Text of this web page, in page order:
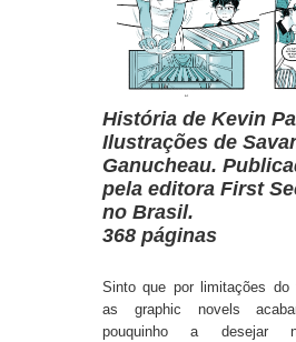
História de Kevin
Ilustrações de
Ganucheau.
pela editora First
no Brasil.
368 páginas
Sinto que por limitações do
as graphic novels
pouquinho a desejar